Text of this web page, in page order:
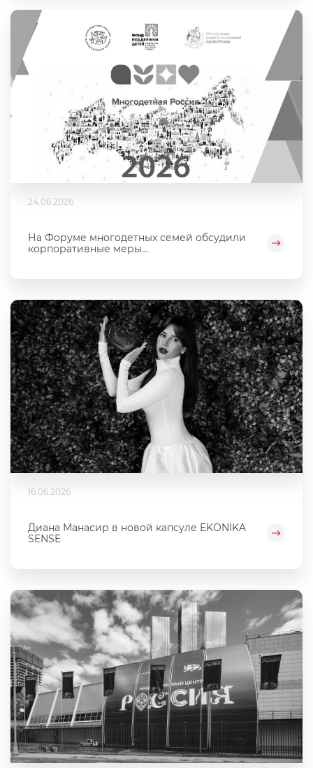
24.06.2026
На Форуме многодетных семей обсудили
корпоративные меры...
16.06.2026
Диана Манасир в новой капсуле EKONIKA
SENSE